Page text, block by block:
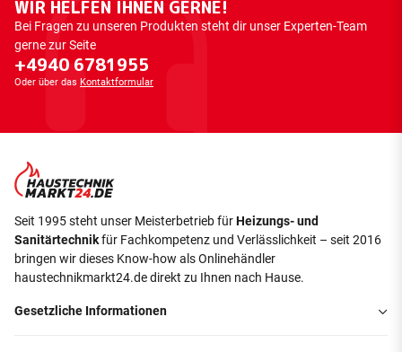
WIR HELFEN IHNEN GERNE!
Bei Fragen zu unseren Produkten steht dir unser Experten-Team
gerne zur Seite
+4940 6781955
Oder über das Kontaktformular
Seit 1995 steht unser Meisterbetrieb fürHeizungs- und
Sanitärtechnikfür Fachkompetenz und Verlässlichkeit – seit 2016
bringen wir dieses Know-how als Onlinehändler
haustechnikmarkt24.de direkt zu Ihnen nach Hause.
Gesetzliche Informationen